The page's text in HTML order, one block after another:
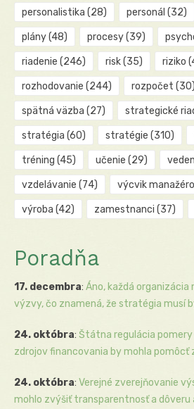
personalistika (28) personál (32)
plány(48) procesy(39)
riadenie (246) risk(35) riziko
rozhodovanie (244) rozpočet (30)
spätná väzba (27) strategické
stratégia (60) stratégie (310)
tréning (45) učenie (29)
vzdelávanie (74) výcvik
výroba (42) zamestnanci (37)
Poradňa
17. decembra: Áno, každá organizácia
výzvy, čo znamená, že stratégia musí
24. októbra: Štátna regulácia
zdrojov financovania by mohla pomôcť
24. októbra: Verejné zverejňovanie
mohlo zvýšiť transparentnosť a dôveru